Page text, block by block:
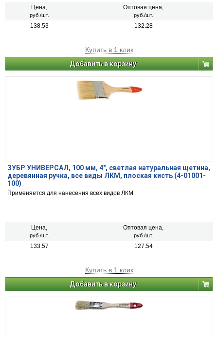
Цена,
руб./шт.
Оптовая цена,
руб./шт.
138.53 132.28
Купить в 1 клик
Добавить в корзину
ЗУБР УНИВЕРСАЛ, 100 мм, 4″, светлая натуральная щетина,
деревянная ручка, все виды ЛКМ, плоская кисть (4-01001-
100)
Применяется для нанесения всех видов ЛКМ
Цена,
руб./шт.
Оптовая цена,
руб./шт.
133.57 127.54
Купить в 1 клик
Добавить в корзину